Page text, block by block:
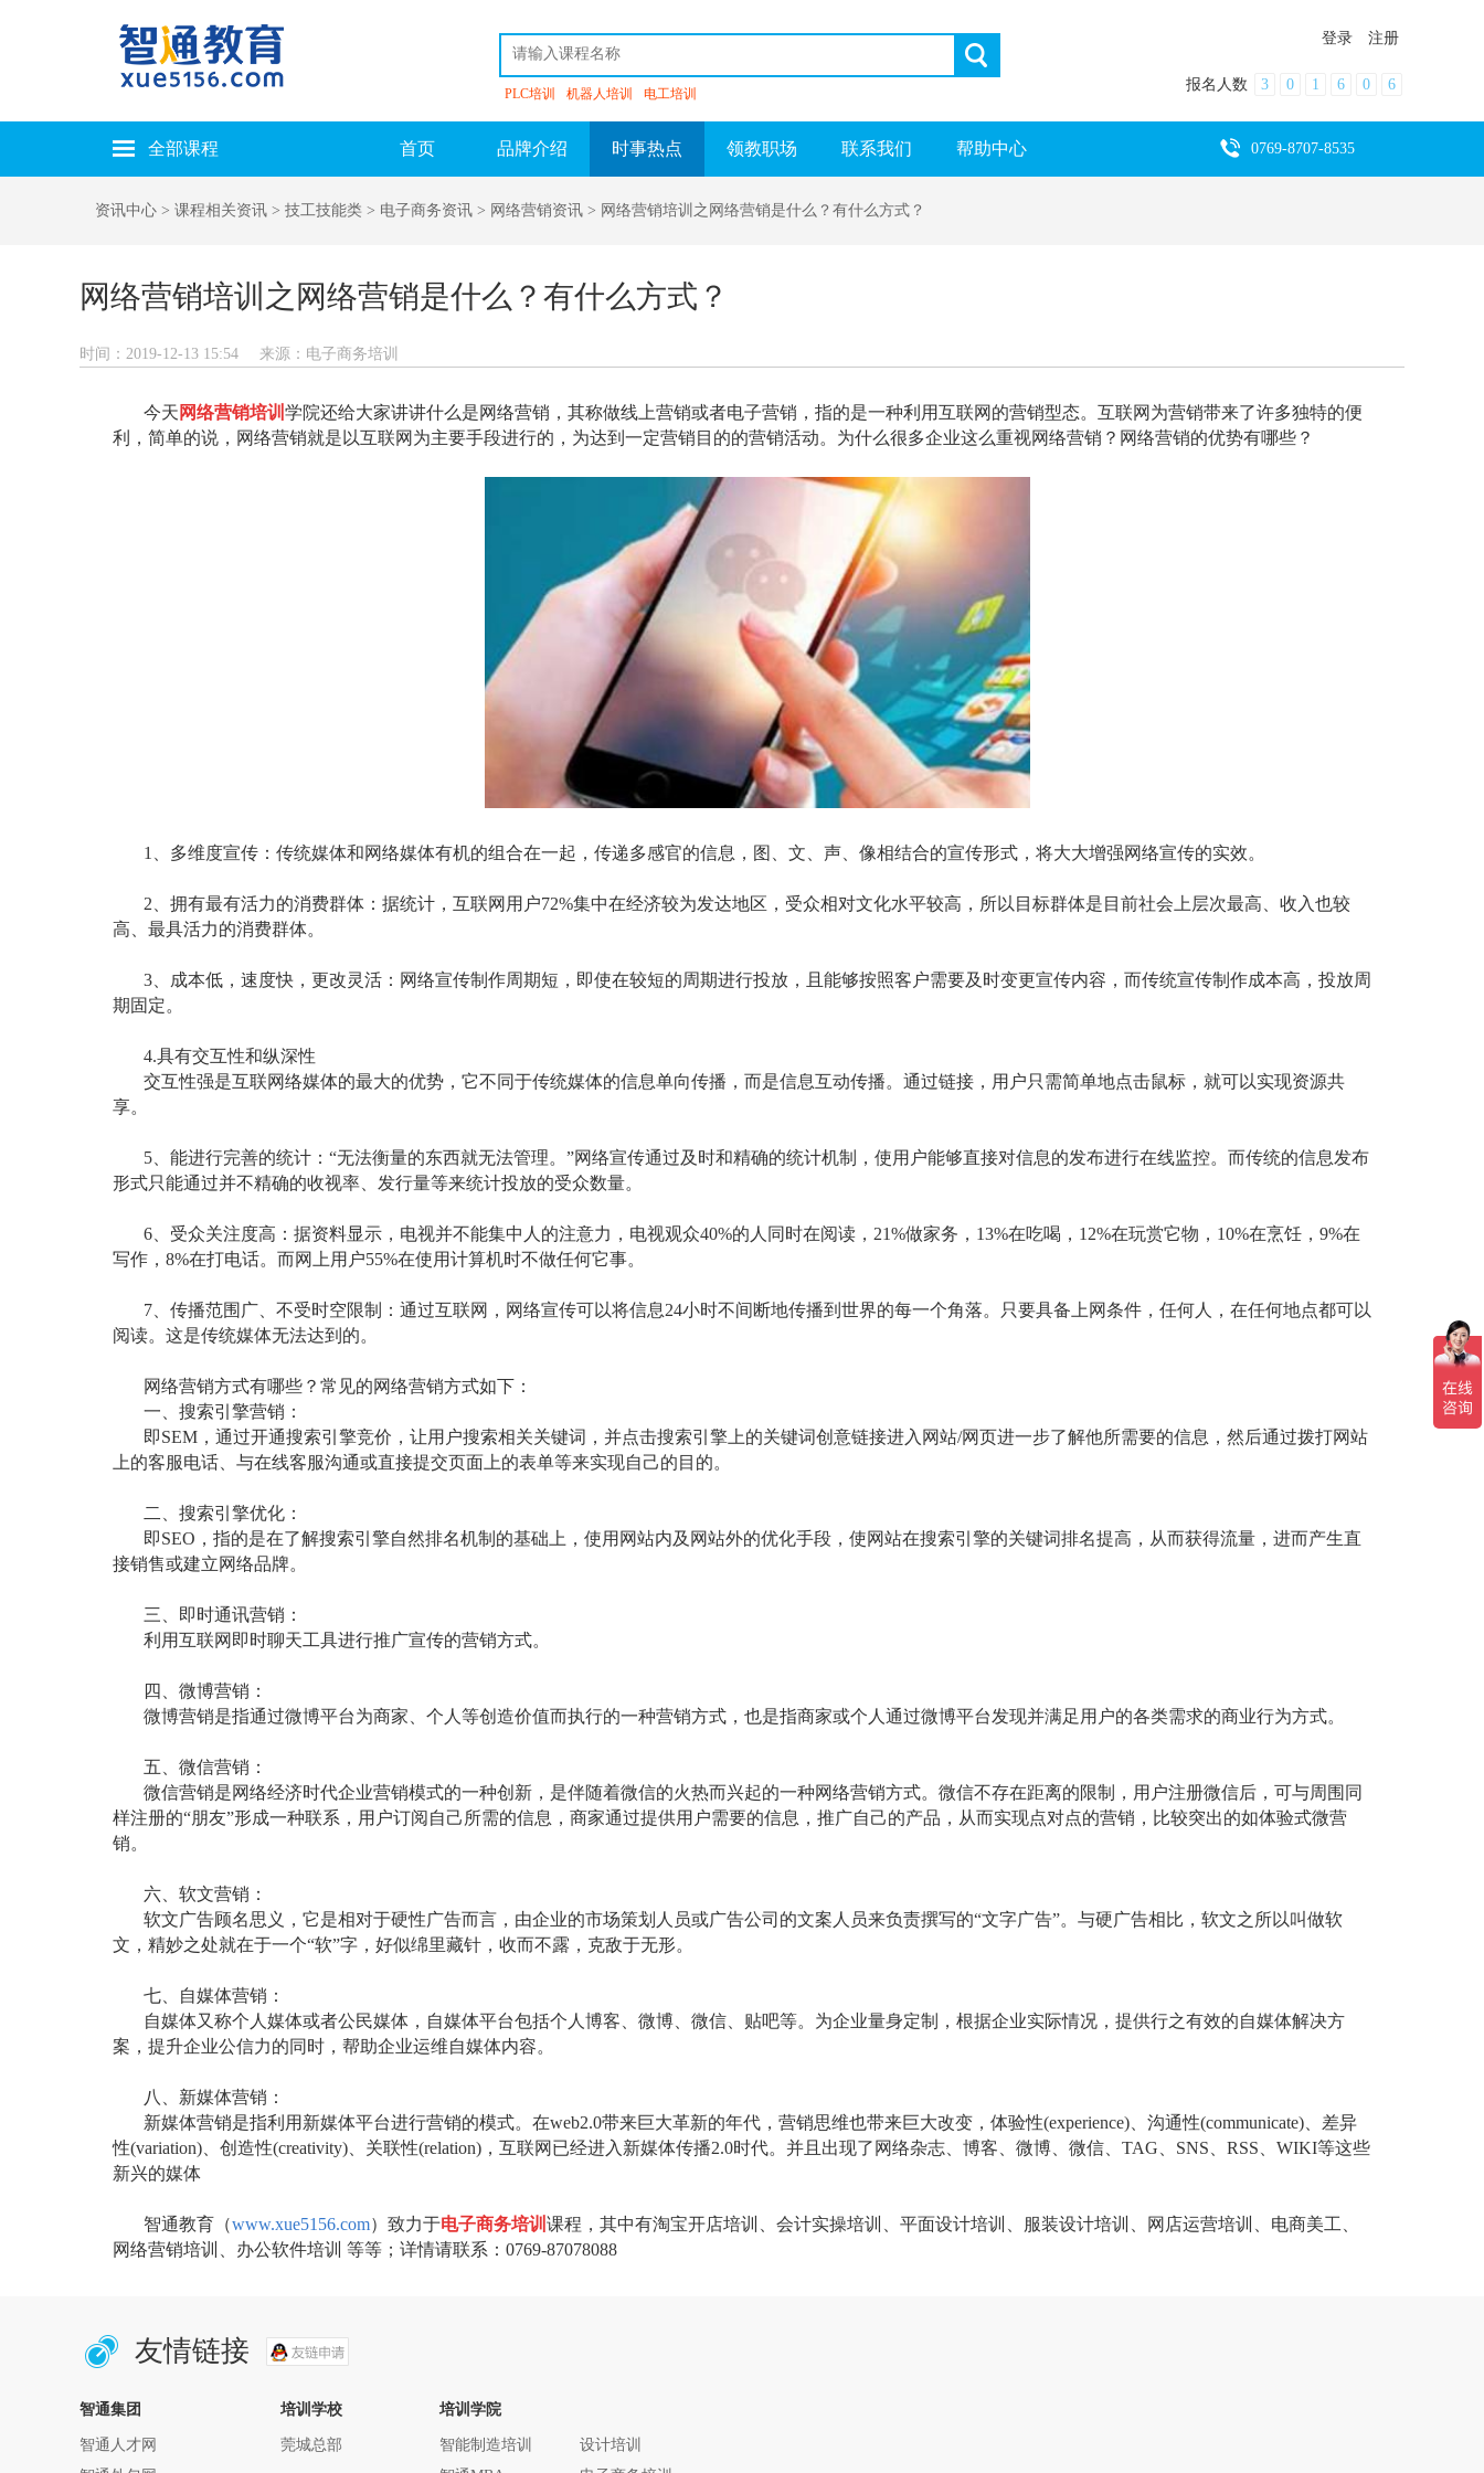
PLC培训 机器人培训 电工培训
登录 注册
报名人数 3 0 1 6 0 6
首页 品牌介绍 时事热点 领教职场 联系我们 帮助中心 0769-8707-8535
全部课程
资讯中心 > 课程相关资讯 > 技工技能类 > 电子商务资讯 > 网络营销资讯 > 网络营销培训之网络营销是什么？有什么方式？
网络营销培训之网络营销是什么？有什么方式？
时间：2019-12-13 15:54 来源：电子商务培训
今天 网络营销培训 学院还给大家讲讲什么是网络营销，其称做线上营销或者电子营销，指的是一种利用互联网的营销型态。互联网为营销带来了许多独特的便
利，简单的说，网络营销就是以互联网为主要手段进行的，为达到一定营销目的的营销活动。为什么很多企业这么重视网络营销？网络营销的优势有哪些？
1 、多维度宣传：传统媒体和网络媒体有机的组合在一起，传递多感官的信息，图、文、声、像相结合的宣传形式，将大大增强网络宣传的实效。
2 、拥有最有活力的消费群体：据统计，互联网用户72%集中在经济较为发达地区，受众相对文化水平较高，所以目标群体是目前社会上层次最高、收入也较
高、最具活力的消费群体。
3 、成本低，速度快，更改灵活：网络宣传制作周期短，即使在较短的周期进行投放，且能够按照客户需要及时变更宣传内容，而传统宣传制作成本高，投放周
期固定。
4.具有交互性和纵深性
交互性强是互联网络媒体的最大的优势，它不同于传统媒体的信息单向传播，而是信息互动传播。通过链接，用户只需简单地点击鼠标，就可以实现资源共
享。
5 、能进行完善的统计：“无法衡量的东西就无法管理。”网络宣传通过及时和精确的统计机制，使用户能够直接对信息的发布进行在线监控。而传统的信息发布
形式只能通过并不精确的收视率、发行量等来统计投放的受众数量。
6 、受众关注度高：据资料显示，电视并不能集中人的注意力，电视观众40%的人同时在阅读， 21%做家务， 13%在吃喝， 12%在玩赏它物， 10%在烹饪， 9%在
写作， 8%在打电话。而网上用户55%在使用计算机时不做任何它事。
7 、传播范围广、不受时空限制：通过互联网，网络宣传可以将信息24小时不间断地传播到世界的每一个角落。只要具备上网条件，任何人，在任何地点都可以
阅读。这是传统媒体无法达到的。
网络营销方式有哪些？常见的网络营销方式如下：
一、搜索引擎营销：
即SEM ，通过开通搜索引擎竞价，让用户搜索相关关键词，并点击搜索引擎上的关键词创意链接进入网站/网页进一步了解他所需要的信息，然后通过拨打网站
上的客服电话、与在线客服沟通或直接提交页面上的表单等来实现自己的目的。
二、搜索引擎优化：
即SEO ，指的是在了解搜索引擎自然排名机制的基础上，使用网站内及网站外的优化手段，使网站在搜索引擎的关键词排名提高，从而获得流量，进而产生直
接销售或建立网络品牌。
三、即时通讯营销：
利用互联网即时聊天工具进行推广宣传的营销方式。
四、微博营销：
微博营销是指通过微博平台为商家、个人等创造价值而执行的一种营销方式，也是指商家或个人通过微博平台发现并满足用户的各类需求的商业行为方式。
五、微信营销：
微信营销是网络经济时代企业营销模式的一种创新，是伴随着微信的火热而兴起的一种网络营销方式。微信不存在距离的限制，用户注册微信后，可与周围同
样注册的“朋友”形成一种联系，用户订阅自己所需的信息，商家通过提供用户需要的信息，推广自己的产品，从而实现点对点的营销，比较突出的如体验式微营
销。
六、软文营销：
软文广告顾名思义，它是相对于硬性广告而言，由企业的市场策划人员或广告公司的文案人员来负责撰写的“文字广告”。与硬广告相比，软文之所以叫做软
文，精妙之处就在于一个“软”字，好似绵里藏针，收而不露，克敌于无形。
七、自媒体营销：
自媒体又称个人媒体或者公民媒体，自媒体平台包括个人博客、微博、微信、贴吧等。为企业量身定制，根据企业实际情况，提供行之有效的自媒体解决方
案，提升企业公信力的同时，帮助企业运维自媒体内容。
八、新媒体营销：
新媒体营销是指利用新媒体平台进行营销的模式。在web2.0带来巨大革新的年代，营销思维也带来巨大改变，体验性(experience) 、沟通性(communicate) 、差异
性(variation) 、创造性(creativity) 、关联性(relation) ，互联网已经进入新媒体传播2.0时代。并且出现了网络杂志、博客、微博、微信、 TAG SNS RSS WIKI等这些
新兴的媒体
智通教育（www.xue5156.com）致力于电子商务培训 课程，其中有淘宝开店培训、会计实操培训、平面设计培训、服装设计培训、网店运营培训、电商美工、
网络营销培训、办公软件培训 等等；详情请联系： 0769-87078088
友情链接
智通集团
智通人才网
培训学校
莞城总部
培训学院
智能制造培训
设计培训